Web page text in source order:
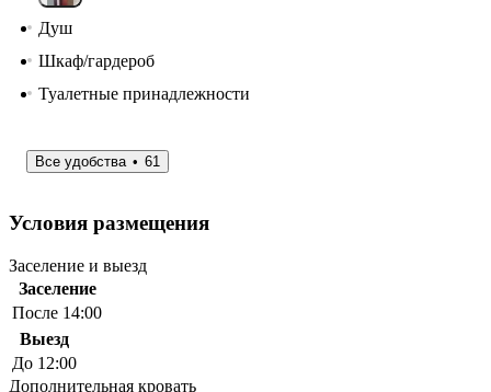
Душ
Шкаф/гардероб
Туалетные принадлежности
Все удобства 61
Условия размещения
Заселение и выезд
Заселение
После 14:00
Выезд
До 12:00
Дополнительная кровать